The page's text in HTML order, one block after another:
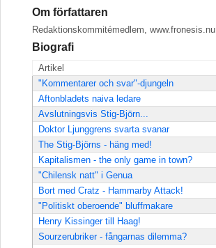
Om författaren
Redaktionskommitémedlem, www.fronesis.nu
Biografi
Artikel
"Kommentarer och svar"-djungeln
Aftonbladets naiva ledare
Avslutningsvis Stig-Björn...
Doktor Ljunggrens svarta svanar
The Stig-Björns - häng med!
Kapitalismen - the only game in town?
"Chilensk natt" i Genua
Bort med Cratz - Hammarby Attack!
"Politiskt oberoende" bluffmakare
Henry Kissinger till Haag!
Sourzerubriker - fångarnas dilemma?